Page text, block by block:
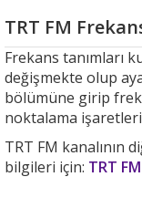
TRT FM
Frekans tanımları
değişmekte olup
bölümüne girip
noktalama
TRT FM kanalının
bilgileri için: TRT